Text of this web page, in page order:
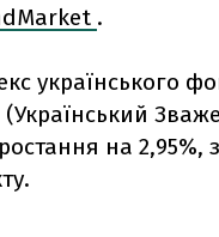
.
українського
(Український
на